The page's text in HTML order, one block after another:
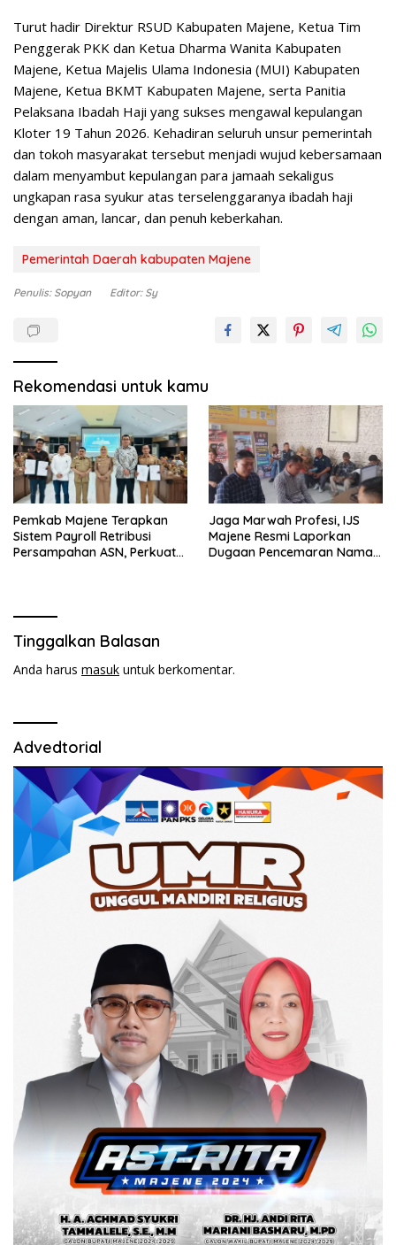
Turut hadir Direktur RSUD Kabupaten Majene, Ketua Tim
Penggerak PKK dan Ketua Dharma Wanita Kabupaten
Majene, Ketua Majelis Ulama Indonesia (MUI) Kabupaten
Majene, Ketua BKMT Kabupaten Majene, serta Panitia
Pelaksana Ibadah Haji yang sukses mengawal kepulangan
Kloter 19 Tahun 2026. Kehadiran seluruh unsur pemerintah
dan tokoh masyarakat tersebut menjadi wujud kebersamaan
dalam menyambut kepulangan para jamaah sekaligus
ungkapan rasa syukur atas terselenggaranya ibadah haji
dengan aman, lancar, dan penuh keberkahan.
Pemerintah Daerah kabupaten Majene
Penulis: Sopyan Editor: Sy
Rekomendasi untuk kamu
Pemkab Majene Terapkan
Sistem Payroll Retribusi
Persampahan ASN, Perkuat
Jaga Marwah Profesi, IJS
Majene Resmi Laporkan
Dugaan Pencemaran Nama
Tinggalkan Balasan
Anda harus masuk untuk berkomentar.
Advedtorial